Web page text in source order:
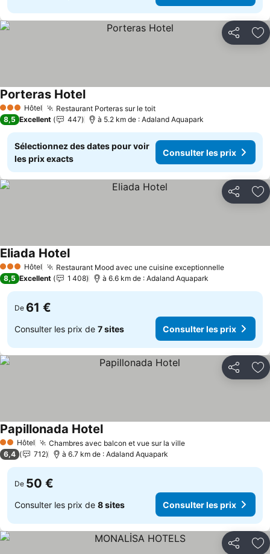
Partager
3 ÉtoilesHôtel Restaurant Porteras sur le toit
Porteras Hotel
8,5 Excellent 447 à 5.2 km de : Adaland Aquapark
Sélectionnez des dates pour voir
les prix exacts
Consulter les prix
Partager
3 ÉtoilesHôtel Restaurant Mood avec une cuisine exceptionnelle
Eliada Hotel
8,5 Excellent 1 408 à 6.6 km de : Adaland Aquapark
De 61 €
Consulter les prix de 7 sites Consulter les prix
Partager
2 Étoiles
Hôtel Chambres avec balcon et vue sur la ville
Papillonada Hotel
6,4 712 à 6.7 km de : Adaland Aquapark
De 50 €
Consulter les prix de 8 sites Consulter les prix
Partager